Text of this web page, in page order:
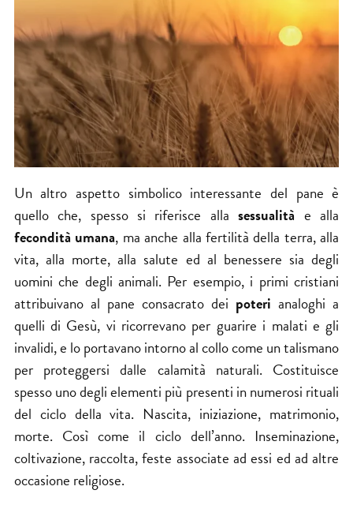
Un altro aspetto simbolico interessante del pane è
quello che, spesso si riferisce allasessualità e alla
fecondità umana, ma anche alla fertilità della terra, alla
vita, alla morte, alla salute ed al benessere sia degli
uomini che degli animali. Per esempio, i primi cristiani
attribuivano al pane consacrato dei poteri analoghi a
quelli di Gesù, vi ricorrevano per guarire i malati e gli
invalidi, e lo portavano intorno al collo come un talismano
per proteggersi dalle calamità naturali. Costituisce
spesso uno degli elementi più presenti in numerosi rituali
del ciclo della vita. Nascita, iniziazione, matrimonio,
morte. Così come il ciclo dell’anno. Inseminazione,
coltivazione, raccolta, feste associate ad essi ed ad altre
occasione religiose.